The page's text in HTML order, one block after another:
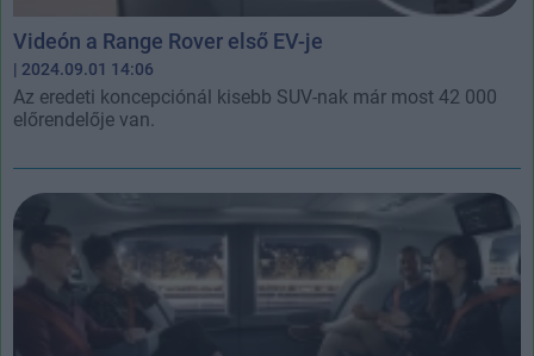
Videón a Range Rover első EV-je
| 2024.09.01 14:06
Az eredeti koncepciónál kisebb SUV-nak már most 42 000
előrendelője van.